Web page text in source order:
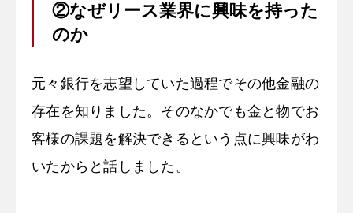
②なぜリース業界に興味を持った
のか
元々銀行を志望していた過程でその他金融の
存在を知りました。そのなかでも金と物でお
客様の課題を解決できるという点に興味がわ
いたからと話しました。